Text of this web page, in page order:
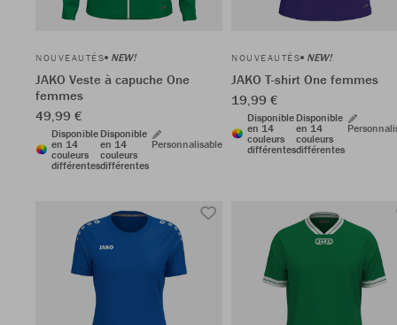
NOUVEAUTÉS NEW!
JAKO Veste à capuche One
femmes
49,99 €
Disponible
en 14
couleurs
différentes
Disponible
en 14
couleurs
différentes
Personnalisable
NOUVEAUTÉS NEW!
JAKO T-shirt One femmes
19,99 €
Disponible
en 14
couleurs
différentes
Disponible
en 14
couleurs
différentes